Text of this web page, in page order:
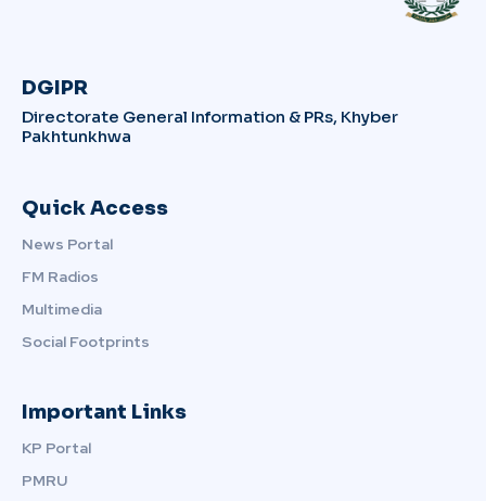
DGIPR
Directorate General Information & PRs, Khyber
Pakhtunkhwa
Quick Access
News Portal
FM Radios
Multimedia
Social Footprints
Important Links
KP Portal
PMRU